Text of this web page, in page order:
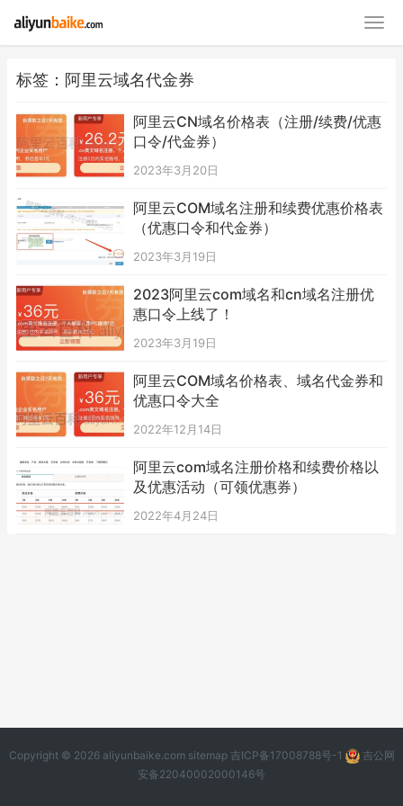
标签：阿里云域名代金券
阿里云CN域名价格表（注册/续费/优惠
口令/代金券）
2023年3月20日
阿里云COM域名注册和续费优惠价格表
（优惠口令和代金券）
2023年3月19日
2023阿里云com域名和cn域名注册优
惠口令上线了！
2023年3月19日
阿里云COM域名价格表、域名代金券和
优惠口令大全
2022年12月14日
阿里云com域名注册价格和续费价格以
及优惠活动（可领优惠券）
2022年4月24日
Copyright © 2026 aliyunbaike.com sitemap 吉ICP备17008788号-1
吉公网
安备22040002000146号